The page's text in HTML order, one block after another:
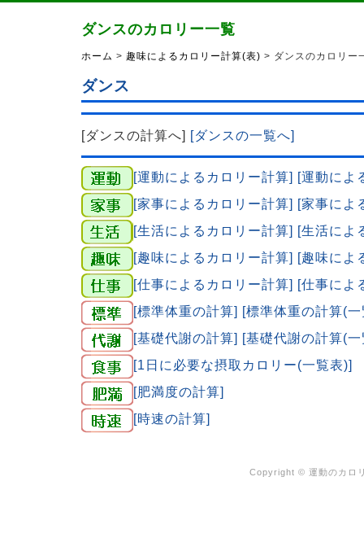
ダンスのカロリー一覧
ホーム > 趣味によるカロリー計算(表) > ダンスのカロリー
ダンス
[ダンスの計算へ] [ダンスの一覧へ]
[運動によるカロリー計算] [運動によ
[家事によるカロリー計算] [家事によ
[生活によるカロリー計算] [生活によ
[趣味によるカロリー計算] [趣味によ
[仕事によるカロリー計算] [仕事によ
[標準体重の計算] [標準体重の計算(
[基礎代謝の計算] [基礎代謝の計算(
[1日に必要な摂取カロリー(一覧表)]
[肥満度の計算]
[時速の計算]
Copyright © 運動のカロ